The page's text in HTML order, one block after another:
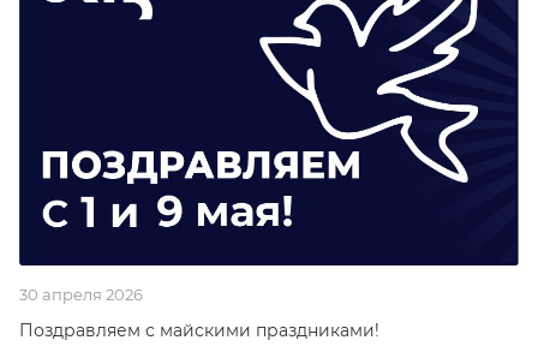
30 апреля 2026
Поздравляем с майскими праздниками!